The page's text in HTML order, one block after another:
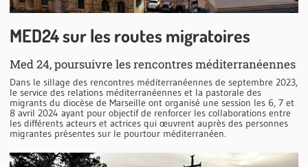
MED24 sur les routes migratoires
Med 24, poursuivre les rencontres méditerranéennes
Dans le sillage des rencontres méditerranéennes de septembre 2023,
le service des relations méditerranéennes et la pastorale des
migrants du diocèse de Marseille ont organisé une session les 6, 7 et
8 avril 2024 ayant pour objectif de renforcer les collaborations entre
les différents acteurs et actrices qui œuvrent auprès des personnes
migrantes présentes sur le pourtour méditerranéen.